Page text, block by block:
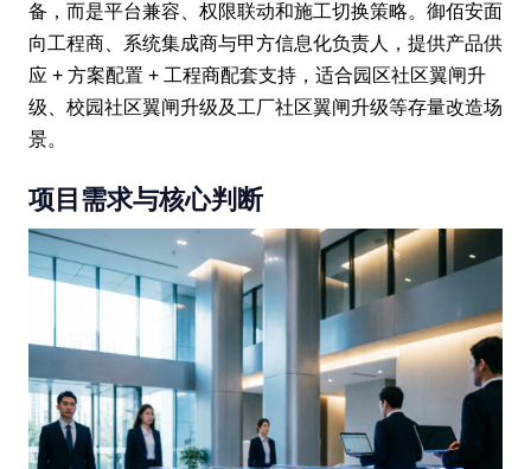
备，而是平台兼容、权限联动和施工切换策略。御佰安面
向工程商、系统集成商与甲方信息化负责人，提供产品供
应 + 方案配置 + 工程商配套支持，适合园区社区翼闸升
级、校园社区翼闸升级及工厂社区翼闸升级等存量改造场
景。
项目需求与核心判断